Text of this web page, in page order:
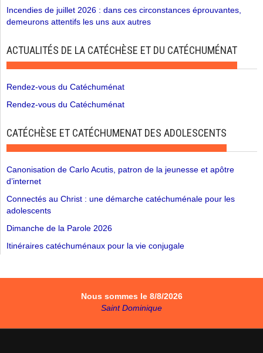
Incendies de juillet 2026 : dans ces circonstances éprouvantes,
demeurons attentifs les uns aux autres
ACTUALITÉS DE LA CATÉCHÈSE ET DU CATÉCHUMÉNAT
Rendez-vous du Catéchuménat
Rendez-vous du Catéchuménat
CATÉCHÈSE ET CATÉCHUMENAT DES ADOLESCENTS
Canonisation de Carlo Acutis, patron de la jeunesse et apôtre
d’internet
Connectés au Christ : une démarche catéchuménale pour les
adolescents
Dimanche de la Parole 2026
Itinéraires catéchuménaux pour la vie conjugale
Nous sommes le 8/8/2026
Saint Dominique